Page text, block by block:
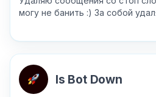
могу не банить :) За собой
Is Bot Down